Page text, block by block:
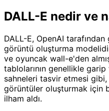
DALL-E nedir ve
DALL-E, OpenAI
görüntü oluşturma
ve oyuncak wall-e'den
tablolarının genellikle
sahneleri tasvir etmesi
görüntüler oluşturmak için
ilham aldı.